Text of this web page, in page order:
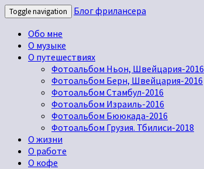
Toggle navigation
Блог фрилансера
Обо мне
О музыке
О путешествиях
Фотоальбом Ньон, Швейцария-2016
Фотоальбом Берн, Швейцария-2016
Фотоальбом Стамбул-2016
Фотоальбом Израиль-2016
Фотоальбом Бююкада-2016
Фотоальбом Грузия. Тбилиси-2018
О жизни
О работе
О кофе